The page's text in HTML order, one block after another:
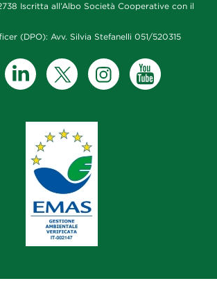
Iscritta all’Albo Società Cooperative con il
(DPO): Avv. Silvia Stefanelli 051/520315